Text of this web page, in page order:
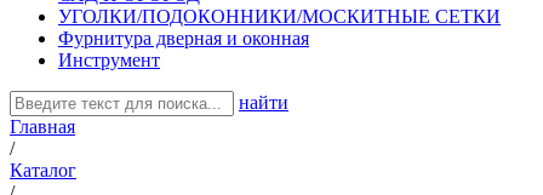
УГОЛКИ/ПОДОКОННИКИ/МОСКИТНЫЕ СЕТКИ
Фурнитура дверная и оконная
Инструмент
найти
Главная
/
Каталог